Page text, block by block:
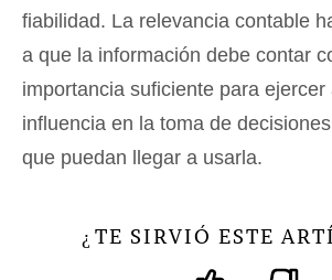
fiabilidad. La relevancia contable
a que la información debe contar
importancia suficiente para ejercer
influencia en la toma de
que puedan llegar a usarla.
¿ TE SIRVIÓ ESTE